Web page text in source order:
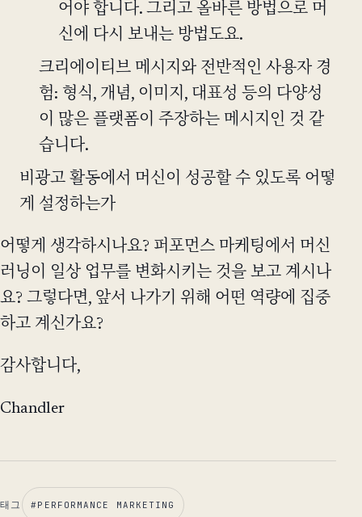
어야 합니다. 그리고 올바른 방법으로 머
신에 다시 보내는 방법도요.
크리에이티브 메시지와 전반적인 사용자 경
험: 형식, 개념, 이미지, 대표성 등의 다양성
이 많은 플랫폼이 주장하는 메시지인 것 같
습니다.
비광고 활동에서 머신이 성공할 수 있도록 어떻
게 설정하는가
어떻게 생각하시나요? 퍼포먼스 마케팅에서 머신
러닝이 일상 업무를 변화시키는 것을 보고 계시나
요? 그렇다면, 앞서 나가기 위해 어떤 역량에 집중
하고 계신가요?
감사합니다,
Chandler
태그 #PERFORMANCE MARKETING